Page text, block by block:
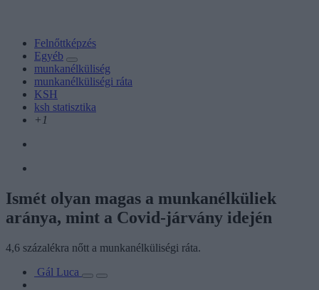
Felnőttképzés
Egyéb
munkanélküliség
munkanélküliségi ráta
KSH
ksh statisztika
+1
Ismét olyan magas a munkanélküliek
aránya, mint a Covid-járvány idején
4,6 százalékra nőtt a munkanélküliségi ráta.
Gál Luca